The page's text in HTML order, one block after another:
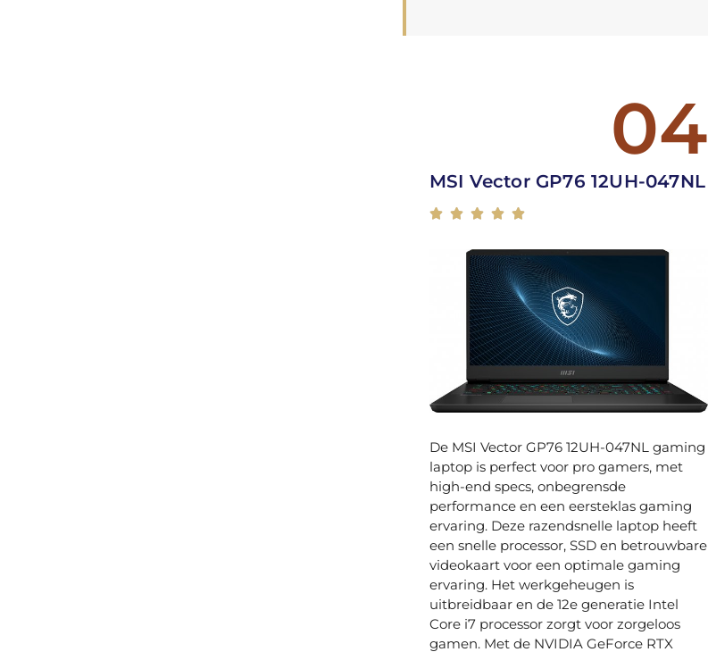
04
MSI Vector GP76 12UH-047NL
    
De MSI Vector GP76 12UH-047NL gaming
laptop is perfect voor pro gamers, met
high-end specs, onbegrensde
performance en een eersteklas gaming
ervaring. Deze razendsnelle laptop heeft
een snelle processor, SSD en betrouwbare
videokaart voor een optimale gaming
ervaring. Het werkgeheugen is
uitbreidbaar en de 12e generatie Intel
Core i7 processor zorgt voor zorgeloos
gamen. Met de NVIDIA GeForce RTX